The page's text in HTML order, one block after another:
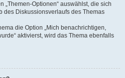
„Themen-Optionen“ auswählst, die sich
des Diskussionsverlaufs des Themas
die Option „Mich benachrichtigen,
aktivierst, wird das Thema ebenfalls